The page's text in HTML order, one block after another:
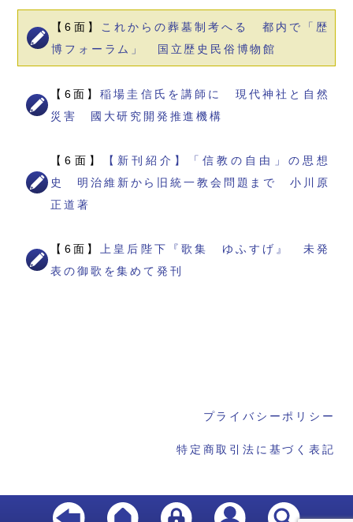
【6面】
これからの葬墓制考へる 都内で「歴
博フォーラム」 国立歴史民俗博物館
【6面】稲場圭信氏を講師に 現代神社と自然
災害 國大研究開発推進機構
【6面】
【新刊紹介】「信教の自由」の思想
史 明治維新から旧統一教会問題まで 小川原
正道著
【6面】
上皇后陛下『歌集 ゆふすげ』 未発
表の御歌を集めて発刊
プライバシーポリシー
特定商取引法に基づく表記